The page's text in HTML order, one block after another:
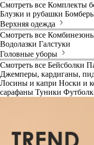
Смотреть все Комплекты
Блузки и рубашки
Верхняя одежда
Смотреть все
Водолазки Галстуки
Головные уборы
Смотреть все Бейсболки
Джемперы, кардиганы,
Лосины и капри Носки и
сарафаны Туники